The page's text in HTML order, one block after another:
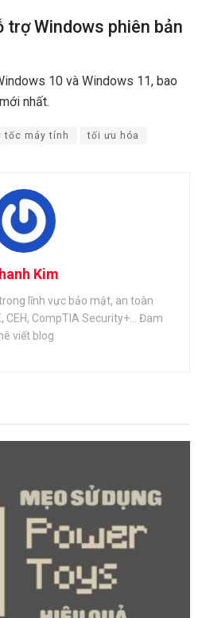
trợ Windows phiên bản
10 và Windows 11, bao
nhất.
tốc máy tính tối ưu hóa
Kim
lĩnh vực bảo mật, an toàn
CEH, CompTIA Security+... Đam
viết blog